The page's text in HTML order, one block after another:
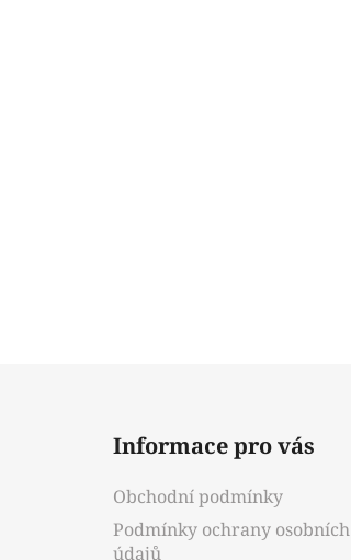
Informace pro vás
Obchodní podmínky
Podmínky ochrany osobních
údajů